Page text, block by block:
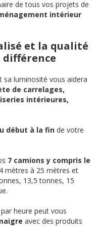
de tous vos projets de
intérieur
et la qualité
sa luminosité vous aidera
de carrelages,
intérieures,
début à la fin de votre
7 camions y compris le
mètres à 25 mètres et
13,5 tonnes, 15
par heure peut vous
avec des produits